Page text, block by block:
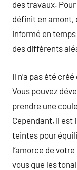
des travaux.
définit en amont,
informé en
des différents
Il n’a pas été
Vous pouvez
prendre une
Cependant, il
teintes pour
l’amorce de
vous que les